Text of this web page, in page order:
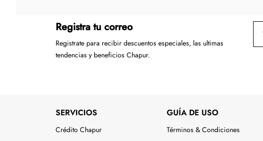
Salud y Bienestar
Registra tu correo
Registrate para recibir descuentos especiales, las ultimas
tendencias y beneficios Chapur.
SERVICIOS
Crédito Chapur
GUÍA DE USO
Términos & Condiciones